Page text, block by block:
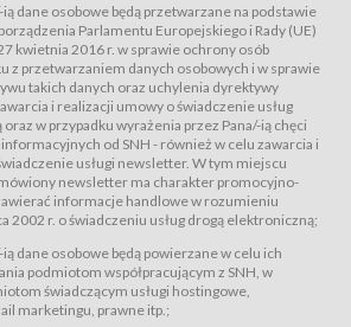
prowadzony przez Usługodawcę w Serwisie;
regulamin.
Usług przez Usługodawcę, z
o których mowa w ust. 2 pkt. 4 i 5 poniżej, których
precyzują odrębne regulaminy,
Usługodawcę danych osobowych Usługobiorców
fizycznymi.
elektroniczną w rozumieniu ustawy z dnia 18 lipca
usług drogą elektroniczną (Dz.U. z 2002 r., Nr 144, poz.
świadczone są nieodpłatnie.
i odczytywania przez Usługobiorców materiałów
w Serwisie,
ią dane osobowe będą przetwarzane na podstawie
Parlamentu Europejskiego i Rady (UE)
kwietnia 2016 r. w sprawie ochrony osób
z przetwarzaniem danych osobowych i w sprawie
takich danych oraz uchylenia dyrektywy
i realizacji umowy o świadczenie usług
w przypadku wyrażenia przez Pana/-ią chęci
od SNH - również w celu zawarcia i
usługi newsletter. W tym miejscu
newsletter ma charakter promocyjno-
informacje handlowe w rozumieniu
2002 r. o świadczeniu usług drogą elektroniczną;
dane osobowe będą powierzane w celu ich
podmiotom współpracującym z SNH, w
świadczącym usługi hostingowe,
marketingu, prawne itp.;